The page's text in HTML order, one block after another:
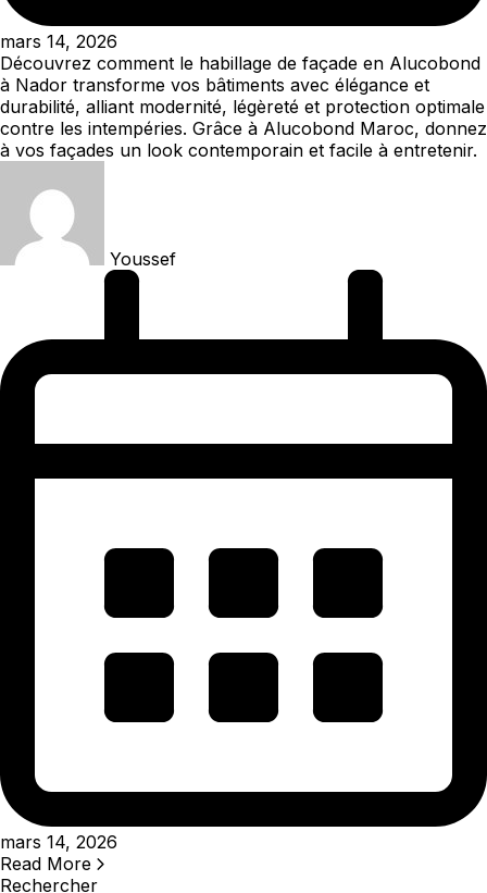
mars 14, 2026
Découvrez comment le habillage de façade en Alucobond
à Nador transforme vos bâtiments avec élégance et
durabilité, alliant modernité, légèreté et protection optimale
contre les intempéries. Grâce à Alucobond Maroc, donnez
à vos façades un look contemporain et facile à entretenir.
Youssef
mars 14, 2026
Read More
Rechercher